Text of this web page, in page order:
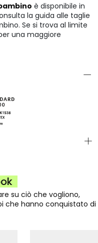
è disponibile in
la guida alle taglie
Se si trova al limite
una maggiore
su ciò che vogliono,
che hanno conquistato di